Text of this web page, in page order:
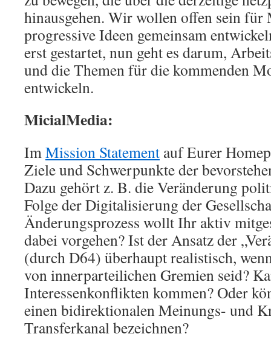
hinausgehen. Wir wollen offen sein für
progressive Ideen gemeinsam
erst gestartet, nun geht es darum,
und die Themen für die kommenden
entwickeln.
MicialMedia:
ImMission Statement auf Eurer
Ziele und Schwerpunkte der
Dazu gehört z. B. die Veränderung
Folge der Digitalisierung der
Änderungsprozess wollt Ihr aktiv
dabei vorgehen? Ist der Ansatz der
(durch D64) überhaupt realistisch,
von innerparteilichen Gremien seid?
Interessenkonflikten kommen? Oder
einen bidirektionalen Meinungs- und
Transferkanal bezeichnen?